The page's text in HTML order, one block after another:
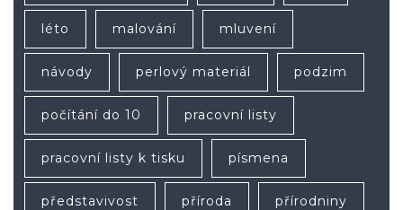
léto malování mluvení
návody perlový materiál podzim
počítání do 10 pracovní listy
pracovní listy k tisku písmena
představivost příroda přírodniny